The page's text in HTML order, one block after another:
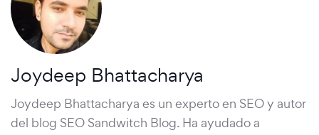
Joydeep Bhattacharya
Joydeep Bhattacharya es un experto en SEO y autor
del blog SEO Sandwitch Blog. Ha ayudado a